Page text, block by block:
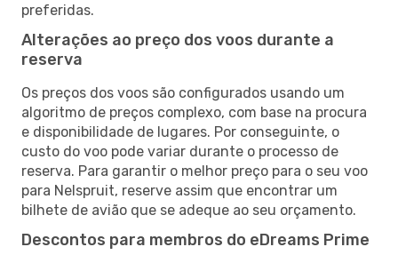
preferidas.
Alterações ao preço dos voos durante a
reserva
Os preços dos voos são configurados usando um
algoritmo de preços complexo, com base na procura
e disponibilidade de lugares. Por conseguinte, o
custo do voo pode variar durante o processo de
reserva. Para garantir o melhor preço para o seu voo
para Nelspruit, reserve assim que encontrar um
bilhete de avião que se adeque ao seu orçamento.
Descontos para membros do eDreams Prime